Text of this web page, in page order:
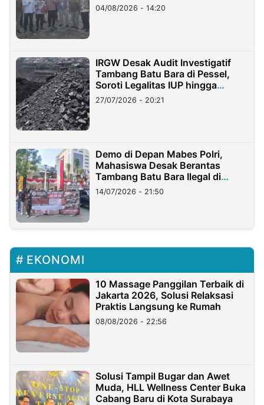
04/08/2026 - 14:20
IRGW Desak Audit Investigatif
Tambang Batu Bara di Pessel,
Soroti Legalitas IUP hingga
Stockpile
27/07/2026 - 20:21
Demo di Depan Mabes Polri,
Mahasiswa Desak Berantas
Tambang Batu Bara Ilegal di
Lampung
14/07/2026 - 21:50
EKONOMI
10 Massage Panggilan Terbaik di
Jakarta 2026, Solusi Relaksasi
Praktis Langsung ke Rumah
08/08/2026 - 22:56
Solusi Tampil Bugar dan Awet
Muda, HLL Wellness Center Buka
Cabang Baru di Kota Surabaya